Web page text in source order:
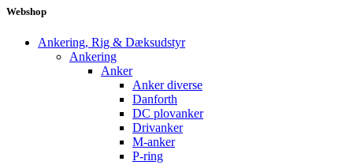
Webshop
Ankering, Rig & Dæksudstyr
Ankering
Anker
Anker diverse
Danforth
DC plovanker
Drivanker
M-anker
P-ring